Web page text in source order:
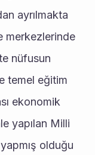
ayrılmakta
merkezlerinde
nüfusun
temel eğitim
ekonomik
yapılan Milli
olduğu